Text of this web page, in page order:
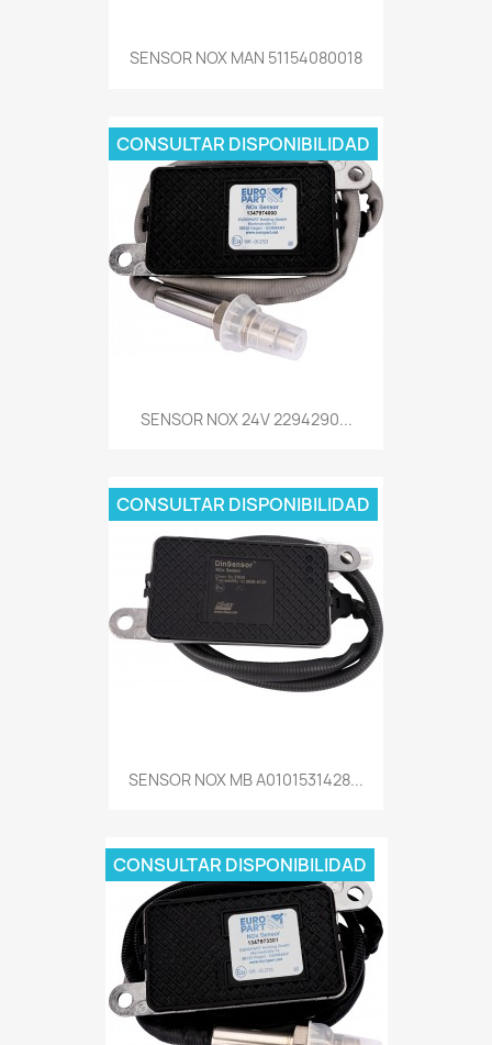
SENSOR NOX MAN 51154080018
SENSOR NOX 24V 2294290...
CONSULTAR DISPONIBILIDAD
SENSOR NOX MB A0101531428...
CONSULTAR DISPONIBILIDAD
CONSULTAR DISPONIBILIDAD